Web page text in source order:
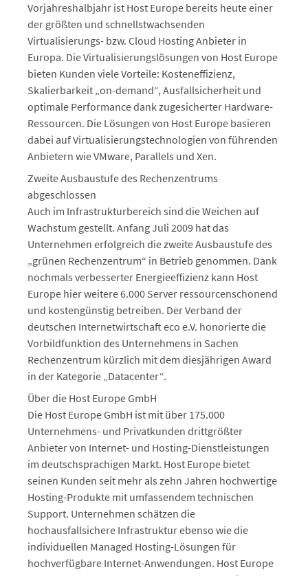
Vorjahreshalbjahr ist Host Europe bereits heute einer
der größten und schnellstwachsenden
Virtualisierungs- bzw. Cloud Hosting Anbieter in
Europa. Die Virtualisierungslösungen von Host Europe
bieten Kunden viele Vorteile: Kosteneffizienz,
Skalierbarkeit „on-demand“, Ausfallsicherheit und
optimale Performance dank zugesicherter Hardware-
Ressourcen. Die Lösungen von Host Europe basieren
dabei auf Virtualisierungstechnologien von führenden
Anbietern wie VMware, Parallels und Xen.
Zweite Ausbaustufe des Rechenzentrums
abgeschlossen
Auch im Infrastrukturbereich sind die Weichen auf
Wachstum gestellt. Anfang Juli 2009 hat das
Unternehmen erfolgreich die zweite Ausbaustufe des
„grünen Rechenzentrum“ in Betrieb genommen. Dank
nochmals verbesserter Energieeffizienz kann Host
Europe hier weitere 6.000 Server ressourcenschonend
und kostengünstig betreiben. Der Verband der
deutschen Internetwirtschaft eco e.V. honorierte die
Vorbildfunktion des Unternehmens in Sachen
Rechenzentrum kürzlich mit dem diesjährigen Award
in der Kategorie „Datacenter“.
Über die Host Europe GmbH
Die Host Europe GmbH ist mit über 175.000
Unternehmens- und Privatkunden drittgrößter
Anbieter von Internet- und Hosting-Dienstleistungen
im deutschsprachigen Markt. Host Europe bietet
seinen Kunden seit mehr als zehn Jahren hochwertige
Hosting-Produkte mit umfassendem technischen
Support. Unternehmen schätzen die
hochausfallsichere Infrastruktur ebenso wie die
individuellen Managed Hosting-Lösungen für
hochverfügbare Internet-Anwendungen. Host Europe